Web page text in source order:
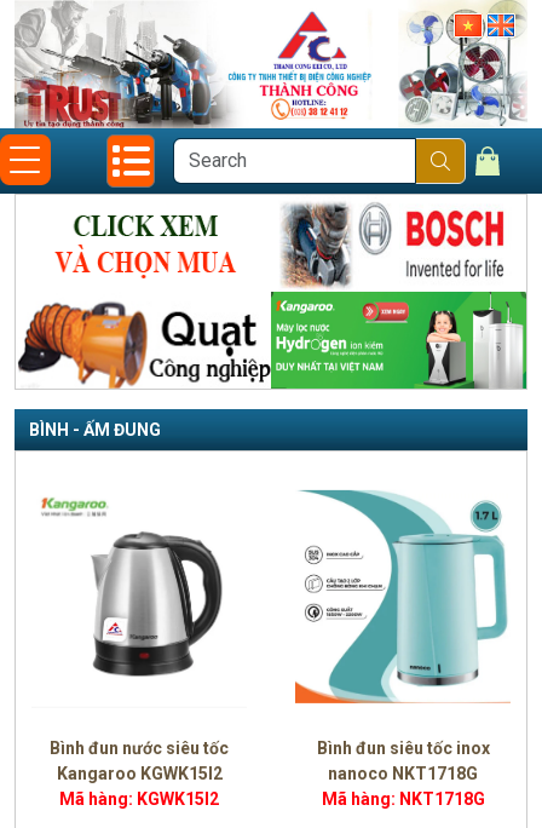
BÌNH - ẤM ĐUNG
Bình đun nước siêu tốc
Kangaroo KGWK15I2
Mã hàng: KGWK15I2
Bình đun siêu tốc inox
nanoco NKT1718G
Mã hàng: NKT1718G